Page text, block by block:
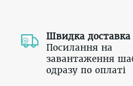
Швидка доставка
Посилання на
завантаження
одразу по оплаті